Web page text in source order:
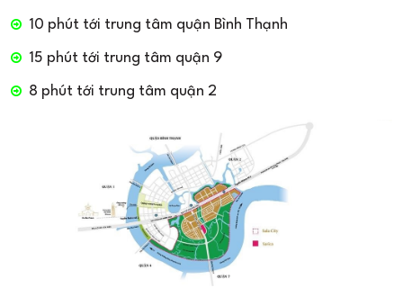
10 phút tới trung tâm quận Bình Thạnh
15 phút tới trung tâm quận 9
8 phút tới trung tâm quận 2